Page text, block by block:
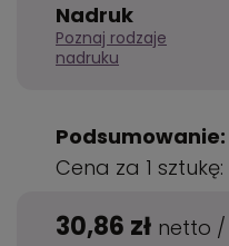
Nadruk
Poznaj rodzaje
nadruku
Podsumowanie:
Cena za 1 sztukę:
30,86 zł netto /